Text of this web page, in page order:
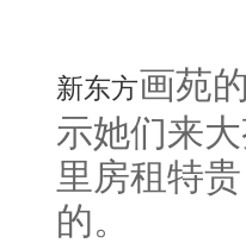
新东方画苑
示她们来
里房租特
的。